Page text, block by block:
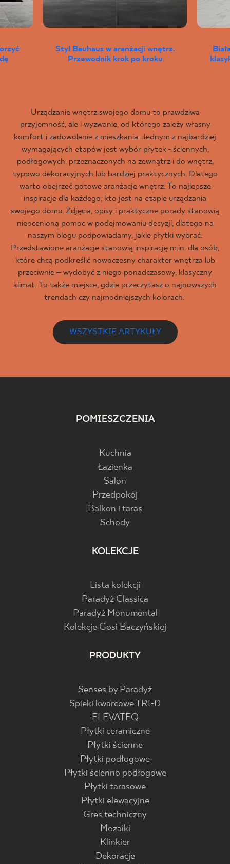
Styl Bauhaus w aranżacji wnętrz.
Przewodnik krok po kroku
Urządzanie wnętrz swojego domu to prawdziwa
przyjemność, ale i wyzwanie, od którego zależy własny
komfort i zadowolenie z mieszkania. Jednym z najbardziej
wymagających etapów jest wybór płytek - ściennych,
podłogowych, przeznaczonych na zewnątrz i do wnętrz,
typowo dekoracyjnych lub bardziej praktycznych. Dlatego
warto obejrzeć gotowe aranżacje wnętrz. To najlepsze
inspiracje dla każdego, kto jest na etapie urządzania
swojego domu. Zdjęcia, opisy i praktyczne porady stanowią
nieocenioną pomoc w podejmowaniu decyzji, dlatego na
naszym blogu podpowiadamy, jakie płytki wybrać.
Przedstawione aranżacje stanowią inspirację m.in. dla osób,
które chcą podkreślić nowoczesny charakter wnętrza lub
przeciwnie – wydobyć z niego ponadczasowy, klasyczny
klimat. To także miejsce, gdzie przeczytasz o najnowszych
trendach czy najmodniejszych kolorach.
WSZYSTKIE ARTYKUŁY
POMIESZCZENIA
Kuchnia
Łazienka
Salon
Przedpokój
Balkon i taras
Schody
KOLEKCJE
Lista kolekcji
Paradyż Classica
Paradyż Monumental
Kolekcje Gosi Baczyńskiej
PRODUKTY
Senses by Paradyż
Spieki kwarcowe TRI-D
ELEVATEQ
Płytki ceramiczne
Płytki ścienne
Płytki podłogowe
Płytki ścienno podłogowe
Płytki tarasowe
Płytki elewacyjne
Gres techniczny
Mozaiki
Klinkier
Dekoracje